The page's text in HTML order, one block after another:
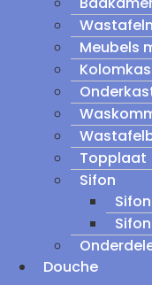
Meubels
Topplaat
Sifon
Sifon
Douche